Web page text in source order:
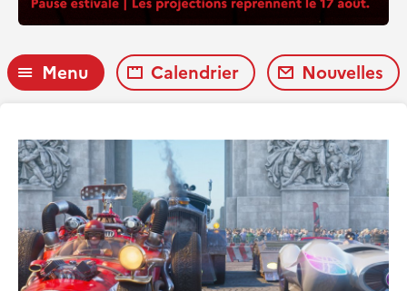
Menu Calendrier Nouvelles